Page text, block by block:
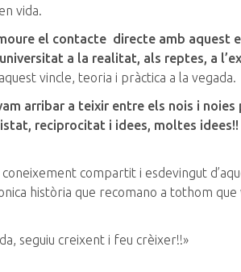
vida.
el contacte directe amb aquest
a la realitat, als reptes, a
vincle, teoria i pràctica a la vegada.
arribar a teixir entre els nois i
reciprocitat i idees, moltes idees!!
compartit i esdevingut
història que recomano a tothom que
seguiu creixent i feu crèixer!!»